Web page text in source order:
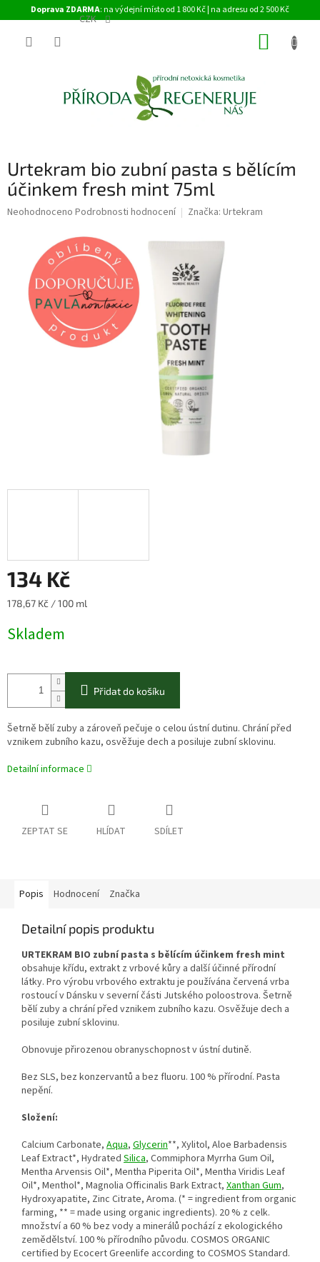
na
Doprava ZDARMA: na výdejní místo od 1 800 Kč | na adresu od 2 500 Kč
CZK
Urtekram bio zubní pasta s bělícím
účinkem fresh mint 75ml
Průměrné
hvězdiček.
Neohodnoceno Podrobnosti hodnocení Značka: Urtekram
134 Kč
Měrná
178,67 Kč / 100 ml
Skladem
Přidat do košíku
Šetrně bělí zuby a zároveň pečuje o celou ústní dutinu. Chrání před
vznikem zubního kazu, osvěžuje dech a posiluje zubní sklovinu.
Detailní informace
ZEPTAT SE HLÍDAT SDÍLET
Popis Hodnocení Značka
Detailní popis produktu
URTEKRAM BIO zubní pasta s bělícím účinkem fresh mint
obsahuje křídu, extrakt z vrbové kůry a další účinné přírodní
látky. Pro výrobu vrbového extraktu je používána červená vrba
rostoucí v Dánsku v severní části Jutského poloostrova. Šetrně
bělí zuby a chrání před vznikem zubního kazu. Osvěžuje dech a
posiluje zubní sklovinu.
Obnovuje přirozenou obranyschopnost v ústní dutině.
Bez SLS, bez konzervantů a bez fluoru. 100 % přírodní. Pasta
nepění.
Složení:
Calcium Carbonate, Aqua, Glycerin**, Xylitol, Aloe Barbadensis
Leaf Extract*, Hydrated Silica, Commiphora Myrrha Gum Oil,
Mentha Arvensis Oil*, Mentha Piperita Oil*, Mentha Viridis Leaf
Oil*, Menthol*, Magnolia Officinalis Bark Extract, Xanthan Gum,
Hydroxyapatite, Zinc Citrate, Aroma. (* = ingredient from organic
farming, ** = made using organic ingredients). 20 % z celk.
množství a 60 % bez vody a minerálů pochází z ekologického
zemědělství. 100 % přírodního původu. COSMOS ORGANIC
certified by Ecocert Greenlife according to COSMOS Standard.